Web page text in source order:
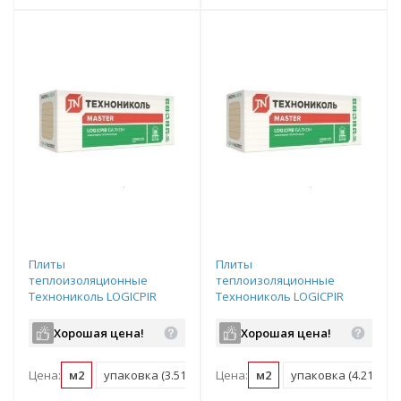
Плиты
теплоизоляционные
Технониколь LOGICPIR
Хорошая цена!
Цена: м2 упаковка (3.51 м2)
Плиты
теплоизоляционные
Технониколь LOGICPIR
Хорошая цена!
Цена: м2 упаковка (4.21 м2)